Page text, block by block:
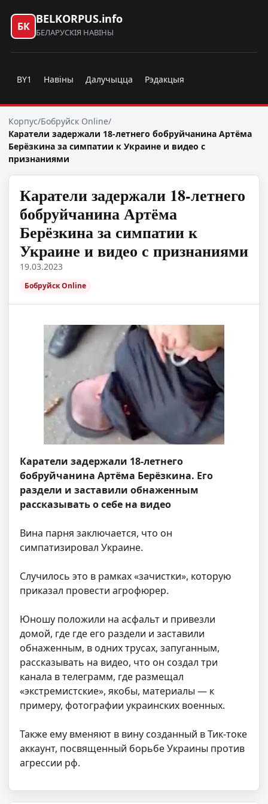
БК
BELKORPUS.info
БЕЛАРУСКІЯ НАВІНЫ
BY1 Навіны Далучыцца Рэдакцыя
Корпус/Бобруйск Online/
Каратели задержали 18-летнего бобруйчанина Артёма
Берёзкина за симпатии к Украине и видео с
признаниями
Каратели задержали 18-летнего
бобруйчанина Артёма
Берёзкина за симпатии к
Украине и видео с признаниями
19.03.2023
Бобруйск Online
Каратели задержали 18-летнего
бобруйчанина Артёма Берёзкина. Его
раздели и заставили обнаженным
рассказывать о себе на видео
Вина парня заключается, что он
симпатизировал Украине.
Случилось это в рамках «зачистки», которую
приказал провести агрофюрер.
Юношу положили на асфальт и привезли
домой, где где его раздели и заставили
обнаженным, в одних трусах, запуганным,
рассказывать на видео, что он создал три
канала в телеграмм, где размещал
«экстремистские», якобы, материалы — к
примеру, фотографии украинских военных.
Также ему вменяют в вину созданный в Тик-токе
аккаунт, посвященный борьбе Украины против
агрессии рф.